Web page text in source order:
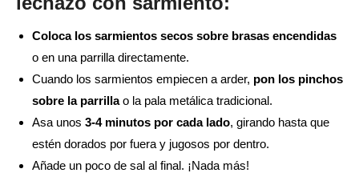
Coloca los sarmientos secos sobre brasas encendidas
o en una parrilla directamente.
Cuando los sarmientos empiecen a arder, pon los pinchos
sobre la parrillao la pala metálica tradicional.
Asa unos 3-4 minutos por cada lado, girando hasta que
estén dorados por fuera y jugosos por dentro.
Añade un poco de sal al final. ¡Nada más!